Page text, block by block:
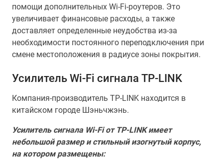
помощи дополнительных Wi-Fi-роутеров. Это
увеличивает финансовые расходы, а также
доставляет определенные неудобства из-за
необходимости постоянного переподключения при
смене местоположения в радиусе зоны покрытия.
Усилитель Wi-Fi сигнала TP-LINK
Компания-производитель TP-LINK находится в
китайском городе Шэньчжэнь.
Усилитель сигнала Wi-Fi от TP-LINK имеет
небольшой размер и стильный изогнутый корпус,
на котором размещены: